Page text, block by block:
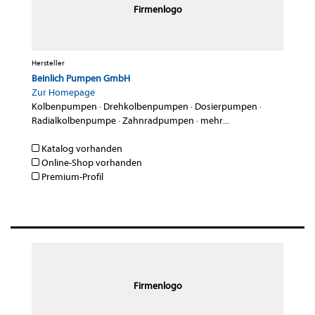
Firmenlogo
Hersteller
Beinlich Pumpen GmbH
Zur Homepage
Kolbenpumpen · Drehkolbenpumpen · Dosierpumpen ·
Radialkolbenpumpe·Zahnradpumpen · mehr...
Katalog vorhanden
Online-Shop vorhanden
Premium-Profil
Firmenlogo